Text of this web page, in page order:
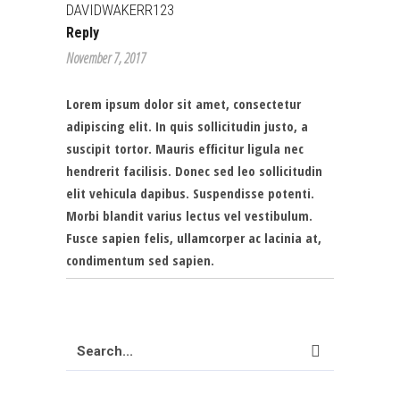
DAVIDWAKERR123
Reply
November 7, 2017
Lorem ipsum dolor sit amet, consectetur
adipiscing elit. In quis sollicitudin justo, a
suscipit tortor. Mauris efficitur ligula nec
hendrerit facilisis. Donec sed leo sollicitudin
elit vehicula dapibus. Suspendisse potenti.
Morbi blandit varius lectus vel vestibulum.
Fusce sapien felis, ullamcorper ac lacinia at,
condimentum sed sapien.
Search